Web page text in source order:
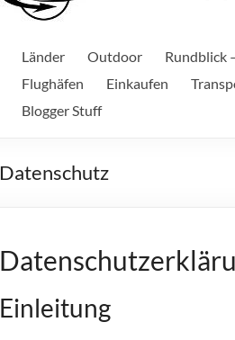
Länder Outdoor Rundblick
Flughäfen
Einkaufen
Blogger Stuff
Datenschutz
Einleitung